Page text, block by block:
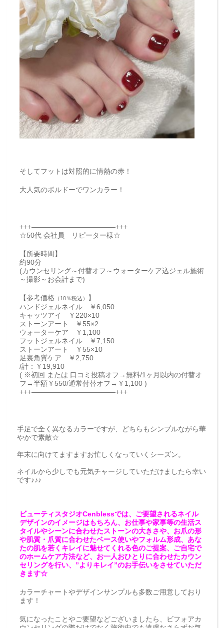
そしてフットは対照的に情熱の赤！
大人気のボルドーでワンカラー！
+++————————————+++
☆50代 会社員 リピーター様☆
【所要時間】
約90分
(カウンセリング～付替オフ～ウォーターケア込ジェル施術
～撮影～お会計まで)
【参考価格 （10％税込）
】
ハンドジェルネイル ￥6,050
キャッツアイ ￥220×10
ストーンアート ￥55×2
ウォーターケア ￥1,100
フットジェルネイル ￥7,150
ストーンアート ￥55×10
足裏角質ケア ￥2,750
/計：￥19,910
( ※初回 または 口コミ投稿オフ→無料/1ヶ月以内の付替オ
フ→半額￥550/通常付替オフ→￥1,100 )
+++————————————+++
手足で全く異なるカラーですが、どちらもシンプルながら華
やかで素敵☆
年末に向けてますますお忙しくなっていくシーズン。
ネイルから少しでも元気チャージしていただけましたら幸い
です♪♪♪
ビューティスタジオCenblessでは、ご要望されるネイル
デザインのイメージはもちろん、お仕事や家事等の生活ス
タイルやシーンに合わせたストーンの大きさや、お爪の形
や肌質・爪質に合わせたベース使いやフォルム形成、あな
たの肌を若くキレイに魅せてくれる色のご提案、ご自宅で
のホームケア方法など、お一人おひとりに合わせたカウン
セリングを行い、”よりキレイ”のお手伝いをさせていただ
きます☆
カラーチャートやデザインサンプルも多数ご用意しており
ます！
気になったことやご要望などございましたら、ビフォアカ